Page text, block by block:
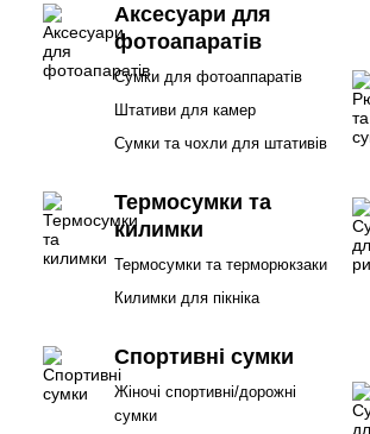
Аксесуари для
фотоапаратів
Сумки для фотоаппаратів
Штативи для камер
Сумки та чохли для штативів
Термосумки та
килимки
Термосумки та терморюкзаки
Килимки для пікніка
Спортивні сумки
Жіночі спортивні/дорожні
сумки